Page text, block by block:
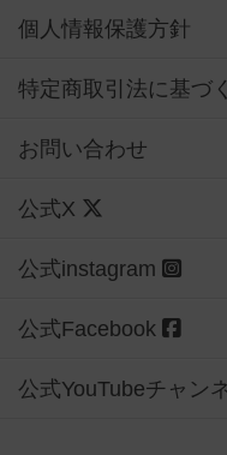
個人情報保護方針
特定商取引法に基づ
お問い合わせ
公式X
公式instagram
公式Facebook
公式YouTubeチャン